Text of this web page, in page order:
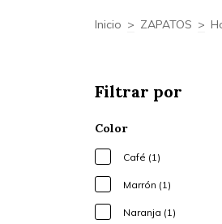
Inicio > ZAPATOS >
Filtrar por
Color
Café (1)
Marrón (1)
Naranja (1)